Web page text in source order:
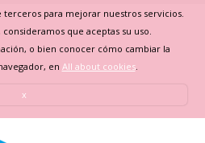
terceros para mejorar nuestros servicios.
que aceptas su uso.
o bien conocer cómo cambiar la
en All about cookies.
x